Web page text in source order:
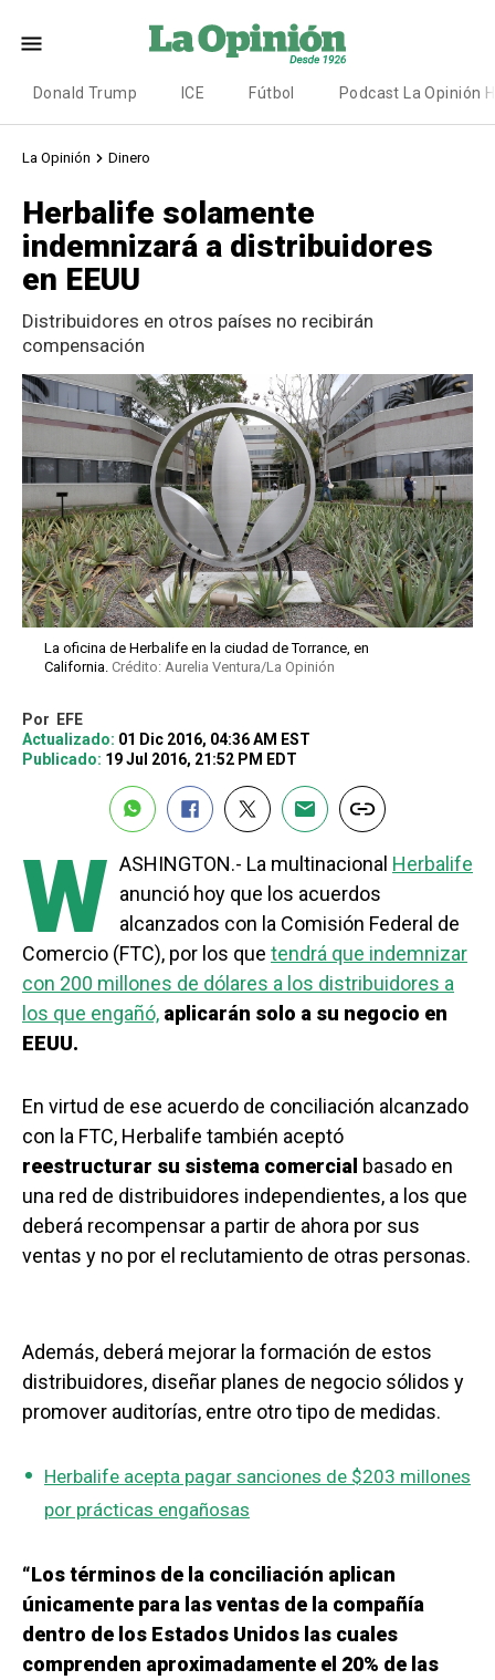
Donald Trump ICE Fútbol Podcast La Opinión
La Opinión Dinero
Herbalife solamente
indemnizará a distribuidores
en EEUU
Distribuidores en otros países no recibirán
compensación
La oficina de Herbalife en la ciudad de Torrance, en
California. Crédito: Aurelia Ventura/La Opinión
Por
EFE
Actualizado: 01 Dic 2016, 04:36 AM EST
Publicado: 19 Jul 2016, 21:52 PM EDT
W ASHINGTON.- La multinacional Herbalife
anunció hoy que los acuerdos
alcanzados con la Comisión Federal de
Comercio (FTC), por los que tendrá que indemnizar
con 200 millones de dólares a los distribuidores a
los que engañó, aplicarán solo a su negocio en
EEUU.
En virtud de ese acuerdo de conciliación alcanzado
con la FTC, Herbalife también aceptó
reestructurar su sistema comercial basado en
una red de distribuidores independientes, a los que
deberá recompensar a partir de ahora por sus
ventas y no por el reclutamiento de otras personas.
Además, deberá mejorar la formación de estos
distribuidores, diseñar planes de negocio sólidos y
promover auditorías, entre otro tipo de medidas.
Herbalife acepta pagar sanciones de $203 millones
por prácticas engañosas
“Los términos de la conciliación aplican
únicamente para las ventas de la compañía
dentro de los Estados Unidos las cuales
comprenden aproximadamente el 20% de las